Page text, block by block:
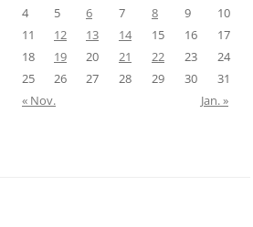
4
5 6 7 8 9
10
11
12 13 14 15 16
17
18
19 20 21 22 23
24
25
26 27 28 29 30
31
« Nov.
Jan. »